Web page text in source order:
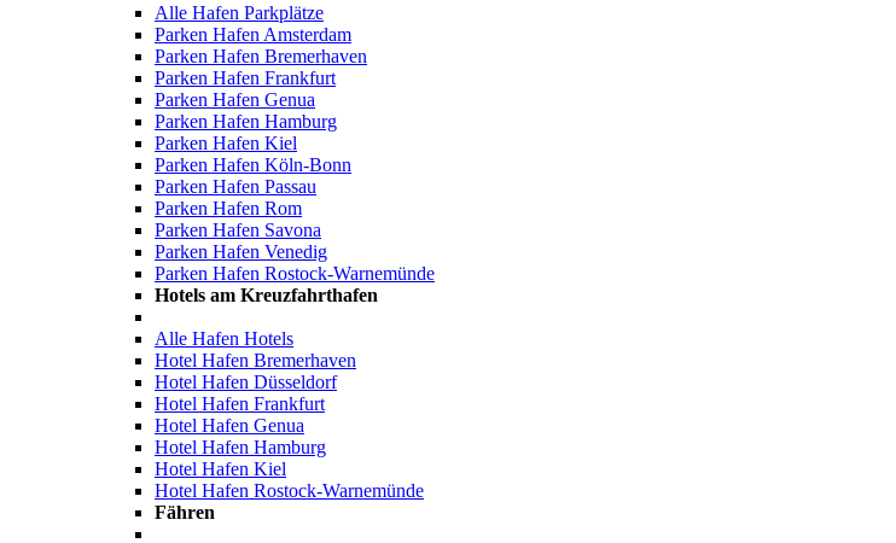
Alle Hafen Parkplätze
Parken Hafen Amsterdam
Parken Hafen Bremerhaven
Parken Hafen Frankfurt
Parken Hafen Genua
Parken Hafen Hamburg
Parken Hafen Kiel
Parken Hafen Köln-Bonn
Parken Hafen Passau
Parken Hafen Rom
Parken Hafen Savona
Parken Hafen Venedig
Parken Hafen Rostock-Warnemünde
Hotels am Kreuzfahrthafen
Alle Hafen Hotels
Hotel Hafen Bremerhaven
Hotel Hafen Düsseldorf
Hotel Hafen Frankfurt
Hotel Hafen Genua
Hotel Hafen Hamburg
Hotel Hafen Kiel
Hotel Hafen Rostock-Warnemünde
Fähren